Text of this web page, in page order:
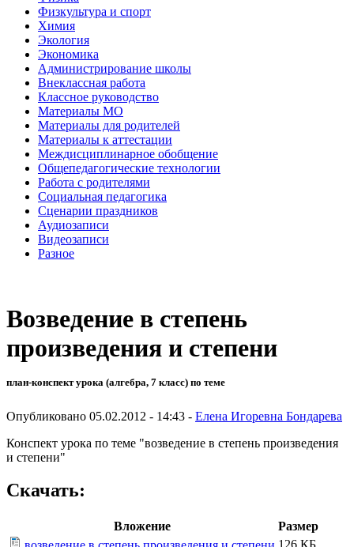
Физкультура и спорт
Химия
Экология
Экономика
Администрирование школы
Внеклассная работа
Классное руководство
Материалы МО
Материалы для родителей
Материалы к аттестации
Междисциплинарное обобщение
Общепедагогические технологии
Работа с родителями
Социальная педагогика
Сценарии праздников
Аудиозаписи
Видеозаписи
Разное
Возведение в степень
произведения и степени
план-конспект урока (алгебра, 7 класс) по теме
Опубликовано 05.02.2012 - 14:43 - Елена Игоревна Бондарева
Конспект урока по теме "возведение в степень произведения
и степени"
Скачать:
Вложение
Размер